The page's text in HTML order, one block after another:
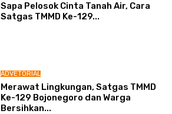
Sapa Pelosok Cinta Tanah Air, Cara
Satgas TMMD Ke-129...
ADVETORIAL
Merawat Lingkungan, Satgas TMMD
Ke-129 Bojonegoro dan Warga
Bersihkan...